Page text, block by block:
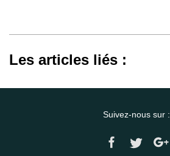
Les articles liés :
Suivez-nous sur :